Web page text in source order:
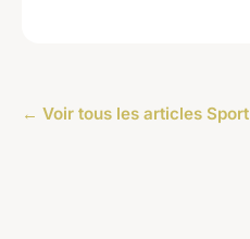
← Voir tous les articles Sport